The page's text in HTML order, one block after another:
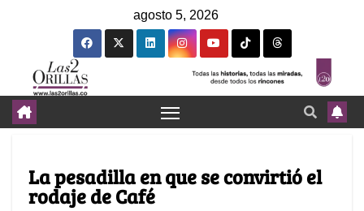
agosto 5, 2026
La pesadilla en que se convirtió el
rodaje de Café